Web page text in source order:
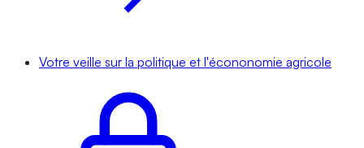
Votre veille sur la politique et l'écononomie agricole